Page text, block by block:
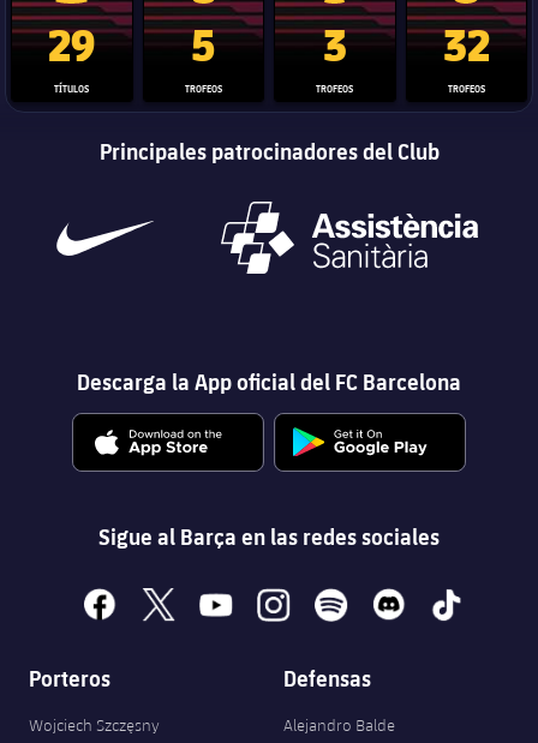
Trofeo de La Liga
29
TÍTULOS
Trofeo de la Liga de Campeones
5
TROFEOS
Trofeo del Mundial de
3
TROFEOS
Copa del
32
TROFEOS
Principales patrocinadores del Club
Descarga la App oficial del FC Barcelona
Sigue al Barça en las redes sociales
facebook
x youtubeinstagramspotify discord tiktok
Porteros
Wojciech Szczęsny
Defensas
Alejandro Balde